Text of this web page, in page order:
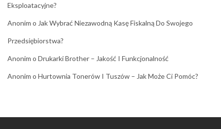
Eksploatacyjne?
Anonim o Jak Wybrać Niezawodną Kasę Fiskalną Do Swojego
Przedsiębiorstwa?
Anonim o Drukarki Brother – Jakość I Funkcjonalność
Anonim o Hurtownia Tonerów I Tuszów – Jak Może Ci Pomóc?